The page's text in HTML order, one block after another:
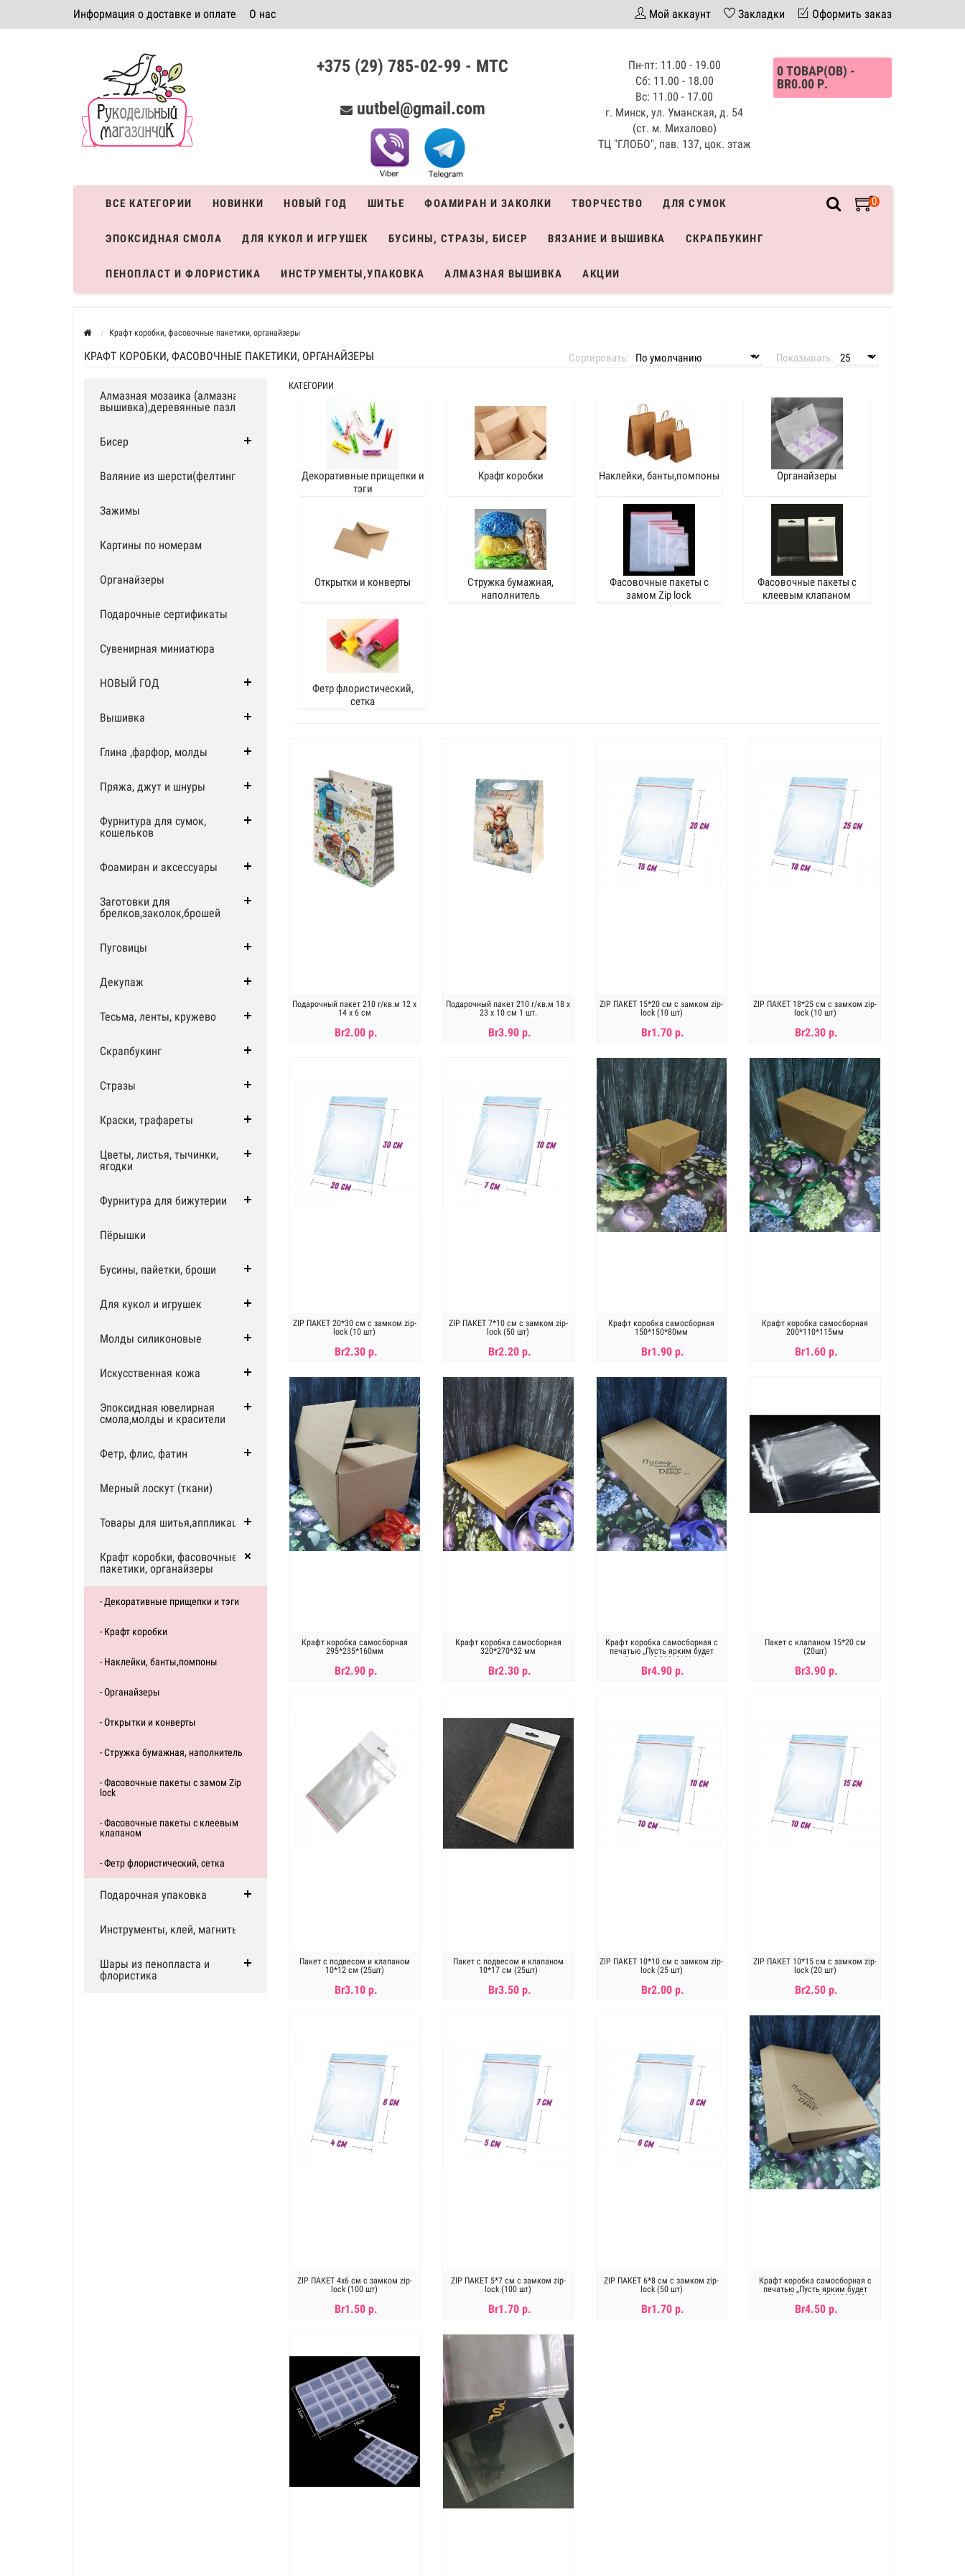
Информация о доставке и оплате О нас
Система скидок
Мой аккаунт Закладки Оформить заказ
+375 (29) 785-02-99 - МТС
uutbel@gmail.com
Пн-пт: 11.00 - 19.00
Сб: 11.00 - 18.00
Вс: 11.00 - 17.00
г. Минск, ул. Уманская, д. 54
(ст. м. Михалово)
ТЦ "ГЛОБО", пав. 137, цок. этаж
0 ТОВАР(ОВ) -
BR0.00 Р.
0
ВСЕ КАТЕГОРИИ НОВИНКИ НОВЫЙ ГОД ШИТЬЕ ФОАМИРАН И ЗАКОЛКИ ТВОРЧЕСТВО ДЛЯ СУМОК
ЭПОКСИДНАЯ СМОЛА ДЛЯ КУКОЛ И ИГРУШЕК БУСИНЫ, СТРАЗЫ, БИСЕР ВЯЗАНИЕ И ВЫШИВКА СКРАПБУКИНГ
ПЕНОПЛАСТ И ФЛОРИСТИКА ИНСТРУМЕНТЫ,УПАКОВКА АЛМАЗНАЯ ВЫШИВКА АКЦИИ
Крафт коробки, фасовочные пакетики, органайзеры
КРАФТ КОРОБКИ, ФАСОВОЧНЫЕ ПАКЕТИКИ, ОРГАНАЙЗЕРЫ Показывать:
Сортировать:
Алмазная мозаика (алмазная
вышивка),деревянные пазлы
Бисер
Валяние из шерсти(фелтинг)
Зажимы
Картины по номерам
Органайзеры
Подарочные сертификаты
Сувенирная миниатюра
НОВЫЙ ГОД
Вышивка
Глина ,фарфор, молды
Пряжа, джут и шнуры
Фурнитура для сумок,
кошельков
Фоамиран и аксессуары
Заготовки для
брелков,заколок,брошей
Пуговицы
Декупаж
Тесьма, ленты, кружево
Скрапбукинг
Стразы
Краски, трафареты
Цветы, листья, тычинки,
ягодки
Фурнитура для бижутерии
Пёрышки
Бусины, пайетки, броши
Для кукол и игрушек
Молды силиконовые
Искусственная кожа
Эпоксидная ювелирная
смола,молды и красители
Фетр, флис, фатин
Мерный лоскут (ткани)
Товары для шитья,аппликации
Крафт коробки, фасовочные
пакетики, органайзеры
- Декоративные прищепки и тэги
- Крафт коробки
- Наклейки, банты,помпоны
- Органайзеры
- Открытки и конверты
- Стружка бумажная, наполнитель
- Фасовочные пакеты с замом Zip
lock
- Фасовочные пакеты с клеевым
клапаном
- Фетр флористический, сетка
Подарочная упаковка
Инструменты, клей, магниты
Шары из пенопласта и
флористика
КАТЕГОРИИ
Декоративные прищепки и
тэги
Крафт коробки Наклейки, банты,помпоны Органайзеры
Открытки и конверты
Стружка бумажная,
наполнитель
Фасовочные пакеты с
замом Zip lock
Фасовочные пакеты с
клеевым клапаном
Фетр флористический,
сетка
Подарочный пакет 210 г/кв.м 12 х
14 х 6 см
Br2.00 р.
Подарочный пакет 210 г/кв.м 18 х
23 х 10 см 1 шт.
Br3.90 р.
ZIP ПАКЕТ 15*20 см с замком zip-
lock (10 шт)
Br1.70 р.
В КОРЗИНУ
ZIP ПАКЕТ 18*25 см с замком zip-
lock (10 шт)
Br2.30 р.
В КОРЗИНУ
ZIP ПАКЕТ 20*30 см с замком zip-
lock (10 шт)
Br2.30 р.
В КОРЗИНУ
ZIP ПАКЕТ 7*10 см с замком zip-
lock (50 шт)
Br2.20 р.
В КОРЗИНУ
Крафт коробка самосборная
150*150*80мм
Br1.90 р.
В КОРЗИНУ
Крафт коробка самосборная
200*110*115мм
Br1.60 р.
Крафт коробка самосборная
295*235*160мм
Br2.90 р.
Крафт коробка самосборная
320*270*32 мм
Br2.30 р.
Крафт коробка самосборная с
печатью ,,Пусть ярким будет
кждый день..." 280*210*110 мм
Br4.90 р.
Пакет с клапаном 15*20 см
(20шт)
Br3.90 р.
Пакет с подвесом и клапаном
10*12 см (25шт)
Br3.10 р.
Пакет с подвесом и клапаном
10*17 см (25шт)
Br3.50 р.
ZIP ПАКЕТ 10*10 см с замком zip-
lock (25 шт)
Br2.00 р.
ZIP ПАКЕТ 10*15 см с замком zip-
lock (20 шт)
Br2.50 р.
Нет в наличии
ZIP ПАКЕТ 4х6 см с замком zip-
lock (100 шт)
Br1.50 р.
ZIP ПАКЕТ 5*7 см с замком zip-
lock (100 шт)
Br1.70 р.
Нет в наличии
ZIP ПАКЕТ 6*8 см с замком zip-
lock (50 шт)
Br1.70 р.
Крафт коробка самосборная с
печатью ,,Пусть ярким будет
каждый день..." 390*280*50
Br4.50 р.